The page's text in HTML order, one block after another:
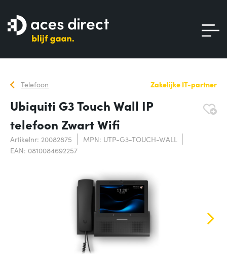
Telefoon Zakelijke IT-partner
Ubiquiti G3 Touch Wall IP
telefoon Zwart Wifi
Artikelnr: 20082875
MPN: UTP-G3-TOUCH-WALL
EAN: 0810084692257